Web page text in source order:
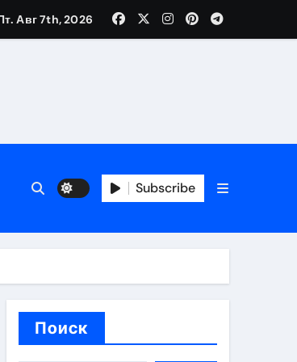
при анонимном лечении
Авг 7th, 2026
Subscribe
Поиск